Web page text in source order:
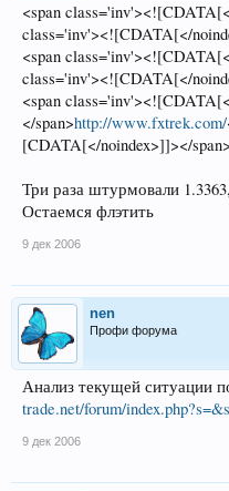
<span
class='inv'><![CDATA[</
<span
class='inv'><![CDATA[</
<span
</span>http://www.fxtrek.com/
[CDATA[</noindex>]]></span>
Три раза штурмовали
Остаемся флэтить
9 дек 2006
nen
Профи форума
Анализ текущей ситуации
trade.net/forum/
9 дек 2006